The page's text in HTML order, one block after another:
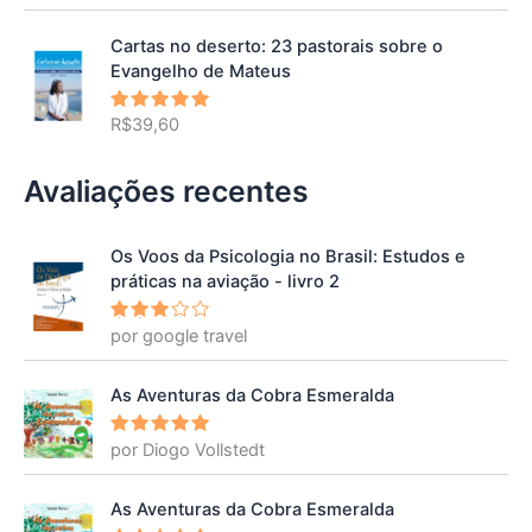
Cartas no deserto: 23 pastorais sobre o
Evangelho de Mateus
Avaliação
de 5
R$39,60
Avaliações recentes
Os Voos da Psicologia no Brasil: Estudos e
práticas na aviação - livro 2
Avalia
ção3
por google travel
As Aventuras da Cobra Esmeralda
Avaliação
5
por Diogo Vollstedt
As Aventuras da Cobra Esmeralda